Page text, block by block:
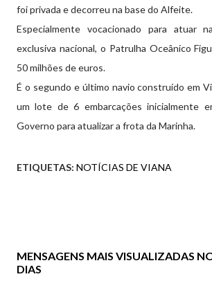
foi privada e decorreu na base do Alfeite.
Especialmente vocacionado para atuar
exclusiva nacional, o Patrulha Oceânico
50 milhões de euros.
É o segundo e último navio construído em
um lote de 6 embarcações inicialmente
Governo para atualizar a frota da Marinha.
ETIQUETAS: NOTÍCIAS DE VIANA
MENSAGENS MAIS VISUALIZADAS
DIAS